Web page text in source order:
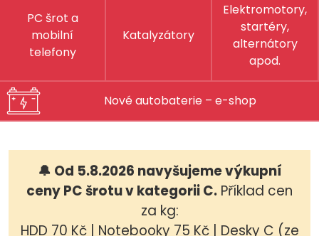
PC šrot a
mobilní
telefony
Katalyzátory
Elektromotory,
startéry,
alternátory
apod.
Nové autobaterie – e-shop
🔔 Od 5.8.2026 navyšujeme výkupní
ceny PC šrotu v kategorii C. Příklad cen
za kg:
HDD 70 Kč | Notebooky 75 Kč | Desky C (ze